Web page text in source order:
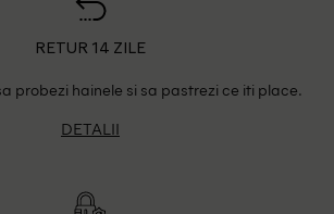
RETUR 14 ZILE
probezi hainele si sa pastrezi ce iti place.
DETALII